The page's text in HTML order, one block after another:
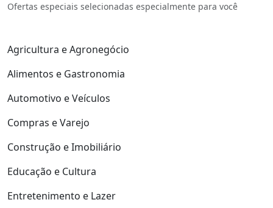
Ofertas especiais selecionadas especialmente para você
Agricultura e Agronegócio
Alimentos e Gastronomia
Automotivo e Veículos
Compras e Varejo
Construção e Imobiliário
Educação e Cultura
Entretenimento e Lazer